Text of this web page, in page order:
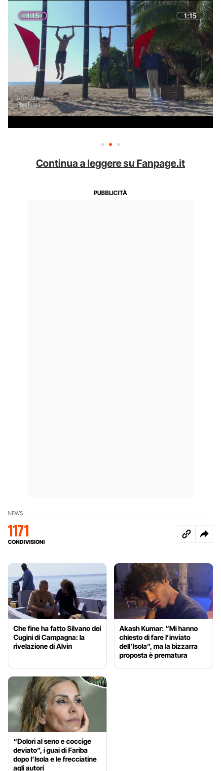
Continua a leggere su Fanpage.it
NEWS
1171
CONDIVISIONI
Che fine ha fatto Silvano dei
Cugini di Campagna: la
rivelazione di Alvin
Akash Kumar: “Mi hanno
chiesto di fare l’inviato
dell’Isola”, ma la bizzarra
proposta è prematura
“Dolori al seno e coccige
deviato”, i guai di Fariba
dopo l’Isola e le frecciatine
agli autori